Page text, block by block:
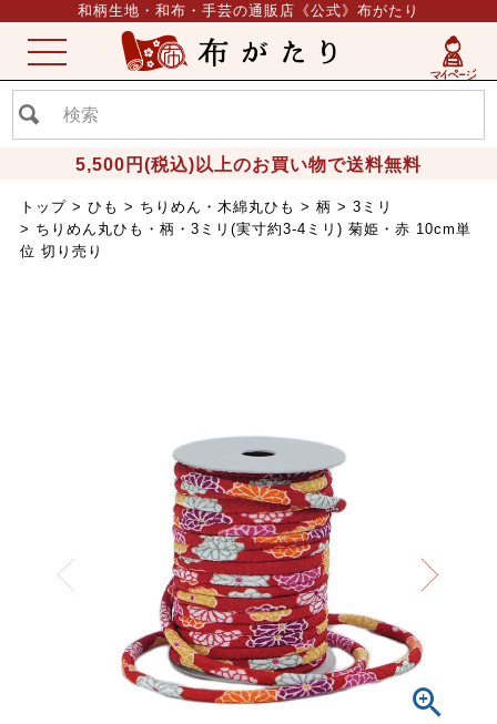
和柄生地・和布・手芸の通販店《公式》布がたり
5,500円(税込)以上のお買い物で送料無料
ME
NU
トップ ひも ちりめん・木綿丸ひも 柄
3ミリ
ちりめん丸ひも・柄・3ミリ(実寸約3-4ミリ) 菊姫・赤 10cm単
位 切り売り